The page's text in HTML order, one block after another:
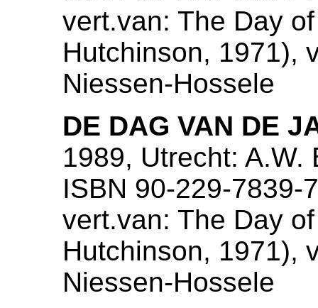
vert.van: The Day
Hutchinson, 1971),
Niessen-Hossele
DE DAG VAN DE
1989, Utrecht:
ISBN 90-229-7839-7
vert.van: The Day
Hutchinson, 1971),
Niessen-Hossele